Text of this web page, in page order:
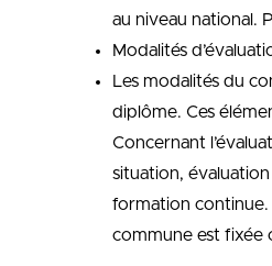
au niveau national.
Modalités
Les modalités du
diplôme. Ces
Concernant
situation,
formation continue.
commune est fixée